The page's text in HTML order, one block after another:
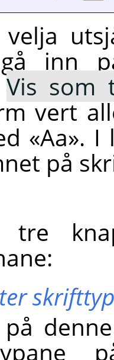
inn
Vis som
vert
«Aa».
på
på